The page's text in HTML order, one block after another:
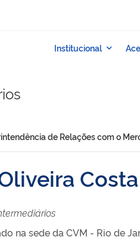
de Relações com o
Costa
na sede da CVM - Rio de